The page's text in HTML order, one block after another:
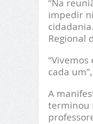
“Na
impedir
Regional
cada
A
terminou